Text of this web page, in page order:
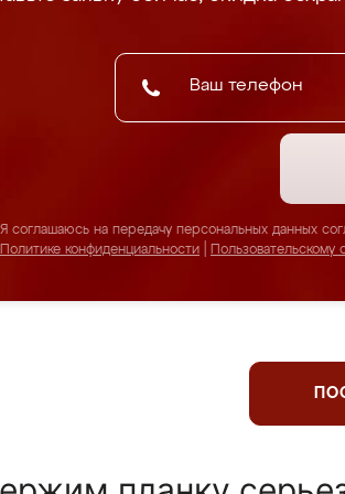
Я соглашаюсь на передачу персональных данных
Политике конфиденциальности
Пользовательскому